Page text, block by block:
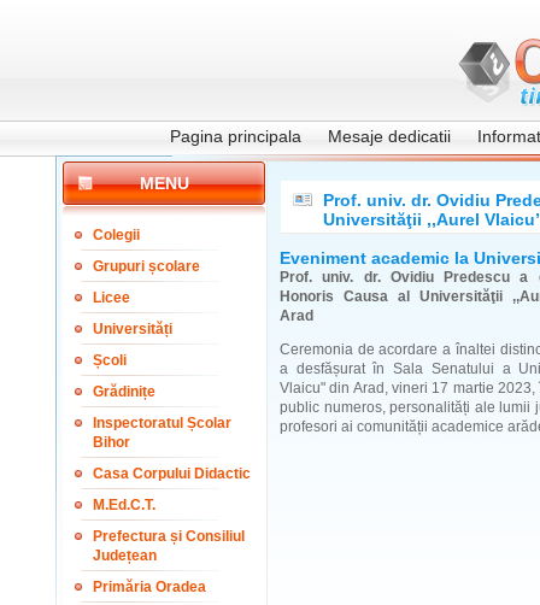
Pagina principala Mesaje dedicatii
MENU
Colegii
Grupuri școlare
Licee
Universități
Școli
Grădinițe
Inspectoratul Școlar
Bihor
Casa Corpului Didactic
M.Ed.C.T.
Prefectura și Consiliul
Județean
Primăria Oradea
Prof. univ. dr. Ovidiu
Universităţii ,,Aurel
Eveniment academic la
Prof. univ. dr. Ovidiu Predescu a
Honoris Causa al Universităţii
Arad
Ceremonia de acordare a înaltei
a desfășurat în Sala Senatului a
Vlaicu" din Arad, vineri 17 martie
public numeros, personalități ale lumii
profesori ai comunității academice